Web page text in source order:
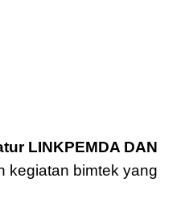
LINKPEMDA DAN
kegiatan bimtek yang